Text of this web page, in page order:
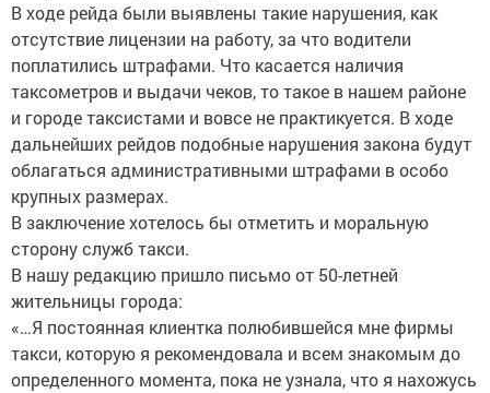
В ходе рейда были выявлены такие нарушения, как
отсутствие лицензии на работу, за что водители
поплатились штрафами. Что касается наличия
таксометров и выдачи чеков, то такое в нашем районе
и городе таксистами и вовсе не практикуется. В ходе
дальнейших рейдов подобные нарушения закона будут
облагаться административными штрафами в особо
крупных размерах.
В заключение хотелось бы отметить и моральную
сторону служб такси.
В нашу редакцию пришло письмо от 50-летней
жительницы города:
«…Я постоянная клиентка полюбившейся мне фирмы
такси, которую я рекомендовала и всем знакомым до
определенного момента, пока не узнала, что я нахожусь